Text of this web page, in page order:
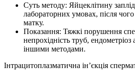
Суть методу: Яйцеклітину
лабораторних умовах, після
матку.
Показання: Тяжкі порушення
непрохідність труб,
іншими методами.
Інтрацитоплазматична ін’єкція